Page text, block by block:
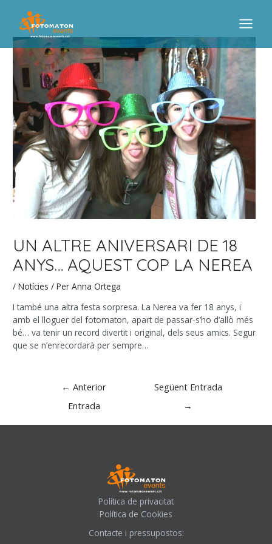
contingut
MAIN
UN ALTRE ANIVERSARI DE 18
ANYS… AQUEST COP LA NEREA
/Notícies / Per Anna Ortega
I també una altra festa sorpresa. La Nerea va fer 18 anys, i
amb el lloguer del fotomaton, apart de passar-s’ho d’allò més
bé… va tenir un record divertit i original, dels seus amics. Segur
que se n’enrecordarà per sempre…
← Anterior
Entrada
Següent Entrada
→
Política de privacitat
Política de Cookies
Contacte i pressupostos: